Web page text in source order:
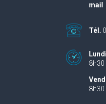
mail
Tél.
8h30
8h30